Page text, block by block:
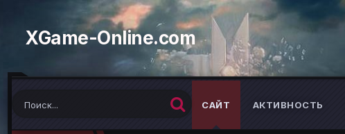
XGame-Online.com
САЙТ АКТИВНОСТЬ